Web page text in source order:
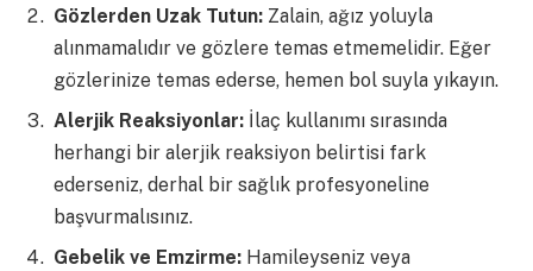
Gözlerden Uzak Tutun: Zalain, ağız yoluyla
alınmamalıdır ve gözlere temas etmemelidir. Eğer
gözlerinize temas ederse, hemen bol suyla yıkayın.
Alerjik Reaksiyonlar: İlaç kullanımı sırasında
herhangi bir alerjik reaksiyon belirtisi fark
ederseniz, derhal bir sağlık profesyoneline
başvurmalısınız.
Gebelik ve Emzirme: Hamileyseniz veya